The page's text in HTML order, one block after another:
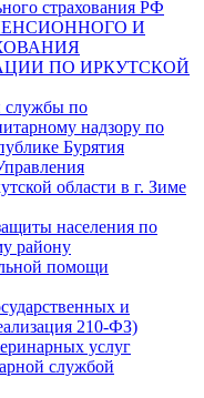
страхования РФ
И
ПО ИРКУТСКОЙ
службы по
надзору по
Бурятия
области в г. Зиме
населения по
району
помощи
и
210-ФЗ)
услуг
службой